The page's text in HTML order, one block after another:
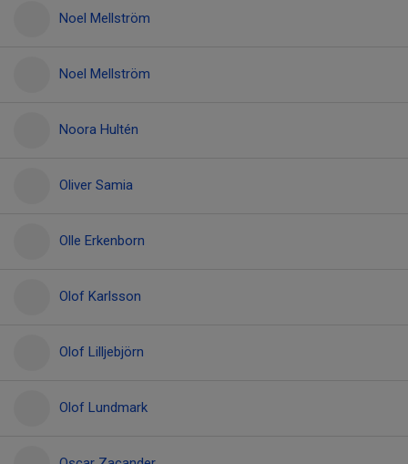
Noel Mellström
Noel Mellström
Noora Hultén
Oliver Samia
Olle Erkenborn
Olof Karlsson
Olof Lilljebjörn
Olof Lundmark